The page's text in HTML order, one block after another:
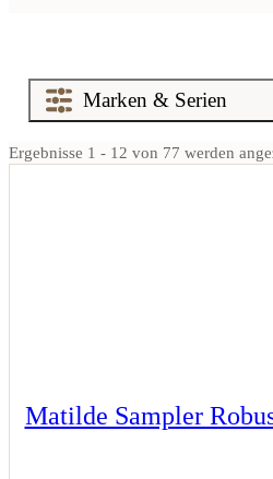
Ergebnisse 1 - 12 von 77 werden
Matilde Sampler